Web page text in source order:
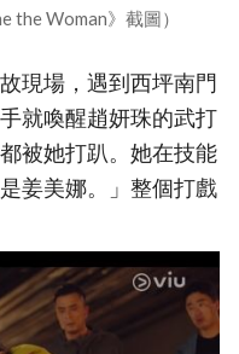
the Woman》截圖）
現場，遇到西坪南門
就喚醒趙妍珠的武打
被她打趴。她在技能
姜美娜。」整個打戲